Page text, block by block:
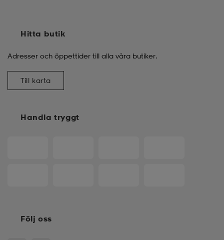
Handla tryggt
Hitta butik
Adresser och öppettider till alla våra butiker.
Till karta
Följ oss